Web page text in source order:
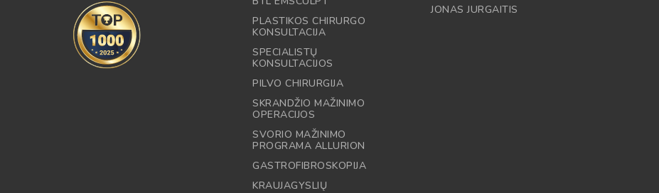
PLASTIKOS CHIRURGO
KONSULTACIJA
SPECIALISTŲ
KONSULTACIJOS
PILVO CHIRURGIJA
SKRANDŽIO MAŽINIMO
OPERACIJOS
SVORIO MAŽINIMO
PROGRAMA ALLURION
GASTROFIBROSKOPIJA
KRAUJAGYSLIŲ
JONAS JURGAITIS